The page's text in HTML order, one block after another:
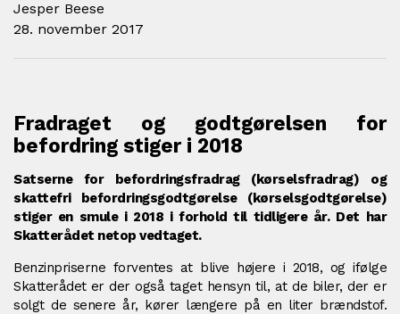
Jesper Beese
28. november 2017
Fradraget og godtgørelsen for
befordring stiger i 2018
Satserne for befordringsfradrag (kørselsfradrag) og
skattefri befordringsgodtgørelse (kørselsgodtgørelse)
stiger en smule i 2018 i forhold til tidligere år. Det har
Skatterådet netop vedtaget.
Benzinpriserne forventes at blive højere i 2018, og ifølge
Skatterådet er der også taget hensyn til, at de biler, der er
solgt de senere år, kører længere på en liter brændstof.